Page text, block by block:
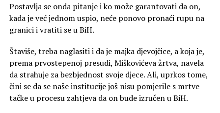
Postavlja se onda pitanje i ko može garantovati da on,
kada je već jednom uspio, neće ponovo pronaći rupu na
granici i vratiti se u BiH.
Štaviše, treba naglasiti i da je majka djevojčice, a koja je,
prema prvostepenoj presudi, Miškovićeva žrtva, navela
da strahuje za bezbjednost svoje djece. Ali, uprkos tome,
čini se da se naše institucije još nisu pomjerile s mrtve
tačke u procesu zahtjeva da on bude izručen u BiH.